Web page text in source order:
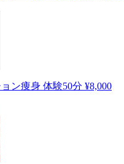
ン痩身 体験50分 ¥8,000